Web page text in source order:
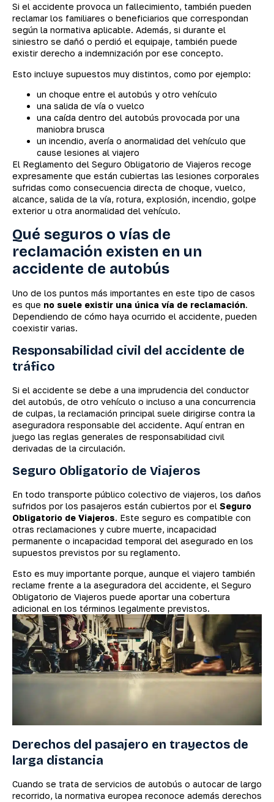
Si el accidente provoca un fallecimiento, también pueden
reclamar los familiares o beneficiarios que correspondan
según la normativa aplicable. Además, si durante el
siniestro se dañó o perdió el equipaje, también puede
existir derecho a indemnización por ese concepto.
Esto incluye supuestos muy distintos, como por ejemplo:
un choque entre el autobús y otro vehículo
una salida de vía o vuelco
una caída dentro del autobús provocada por una
maniobra brusca
un incendio, avería o anormalidad del vehículo que
cause lesiones al viajero
El Reglamento del Seguro Obligatorio de Viajeros recoge
expresamente que están cubiertas las lesiones corporales
sufridas como consecuencia directa de choque, vuelco,
alcance, salida de la vía, rotura, explosión, incendio, golpe
exterior u otra anormalidad del vehículo.
Qué seguros o vías de
reclamación existen en un
accidente de autobús
Uno de los puntos más importantes en este tipo de casos
es que no suele existir una única vía de reclamación.
Dependiendo de cómo haya ocurrido el accidente, pueden
coexistir varias.
Responsabilidad civil del accidente de
tráfico
Si el accidente se debe a una imprudencia del conductor
del autobús, de otro vehículo o incluso a una concurrencia
de culpas, la reclamación principal suele dirigirse contra la
aseguradora responsable del accidente. Aquí entran en
juego las reglas generales de responsabilidad civil
derivadas de la circulación.
Seguro Obligatorio de Viajeros
En todo transporte público colectivo de viajeros, los daños
sufridos por los pasajeros están cubiertos por el Seguro
Obligatorio de Viajeros. Este seguro es compatible con
otras reclamaciones y cubre muerte, incapacidad
permanente o incapacidad temporal del asegurado en los
supuestos previstos por su reglamento.
Esto es muy importante porque, aunque el viajero también
reclame frente a la aseguradora del accidente, el Seguro
Obligatorio de Viajeros puede aportar una cobertura
adicional en los términos legalmente previstos.
Derechos del pasajero en trayectos de
larga distancia
Cuando se trata de servicios de autobús o autocar de largo
recorrido, la normativa europea reconoce además derechos